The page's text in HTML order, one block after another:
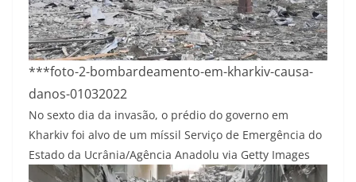
***foto-2-bombardeamento-em-kharkiv-causa-
danos-01032022
No sexto dia da invasão, o prédio do governo em
Kharkiv foi alvo de um míssil Serviço de Emergência do
Estado da Ucrânia/Agência Anadolu via Getty Images